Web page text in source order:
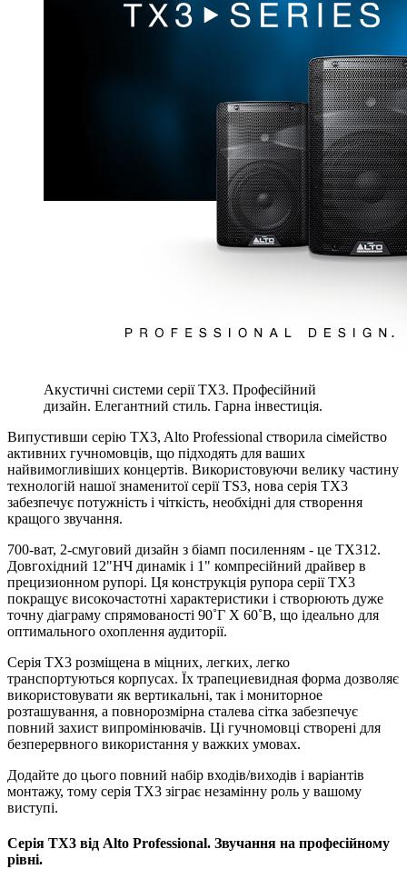
Акустичні системи серії TX3. Професійний
дизайн. Елегантний стиль. Гарна інвестиція.
Випустивши серію TX3, Alto Professional створила сімейство
активних гучномовців, що підходять для ваших
найвимогливіших концертів. Використовуючи велику частину
технологій нашої знаменитої серії TS3, нова серія TX3
забезпечує потужність і чіткість, необхідні для створення
кращого звучання.
700-ват, 2-смуговий дизайн з біамп посиленням - це TX312.
Довгохідний 12"НЧ динамік і 1" компресійний драйвер в
прецизионном рупорі. Ця конструкція рупора серії TX3
покращує високочастотні характеристики і створюють дуже
точну діаграму спрямованості 90˚Г X 60˚В, що ідеально для
оптимального охоплення аудиторії.
Серія TX3 розміщена в міцних, легких, легко
транспортуються корпусах. Їх трапециевидная форма дозволяє
використовувати як вертикальні, так і мониторное
розташування, а повнорозмірна сталева сітка забезпечує
повний захист випромінювачів. Ці гучномовці створені для
безперервного використання у важких умовах.
Додайте до цього повний набір входів/виходів і варіантів
монтажу, тому серія TX3 зіграє незамінну роль у вашому
виступі.
Серія TX3 від Alto Professional. Звучання на професійному
рівні.